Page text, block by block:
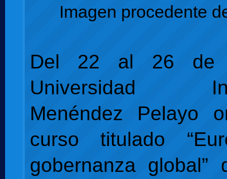
Imagen procedente
Del 22 al 26 de
Universidad
Menéndez Pelayo
curso titulado
gobernanza global”